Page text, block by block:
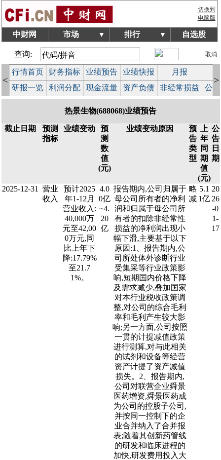
切换到
电脑版
中财网 市场 ▼ 排行 ▼ 自选股
查询: 取消
<
行情首页 财务指标 业绩预告 业绩快报 月报
研报一览
利润分配 现金流量 资产负债 非经常损益 公
>
热景生物(688068)业绩预告
截止日期
预测
指标
业绩变动
预
测
数
值
(元)
业绩变动原因
预
告
类
型
上
年
同
期
值
(元)
公
告
日
期
2025-12-31
营业
收入
预计2025
年1-12月
营业收入:
40,000万
元至42,00
0万元,同
比上年下
降:17.79%
至21.7
1%。
4.0
0亿
~4.
20
亿
报告期内,公司归属于
母公司所有者的净利
润和归属于母公司所
有者的扣除非经常性
损益的净利润出现小
幅下滑,主要基于以下
原因:1、报告期内,公
司所处体外诊断行业
受集采等行业政策影
响,短期国内价格下降
及需求减少,叠加国家
对本行业税收政策调
整,对公司的综合毛利
率和毛利产生较大影
响;另一方面,公司按照
一贯的计提减值政策
进行测算,对与此相关
的试剂和设备等经营
资产计提了资产减值
损失。2、报告期内,
公司对联营企业舜景
医药增资,舜景医药成
为公司的控股子公司,
并按同一控制下的企
业合并纳入了合并报
表;随着其创新药管线
的研发和临床进程的
加快,研发费用投入大
略
减
5.1
1亿
20
26
-0
1-
17